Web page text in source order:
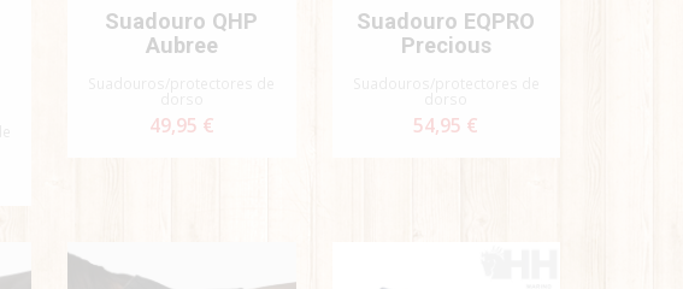
Suadouro QHP
Aubree
49,95 €
Suadouro EQPRO
Precious
54,95 €